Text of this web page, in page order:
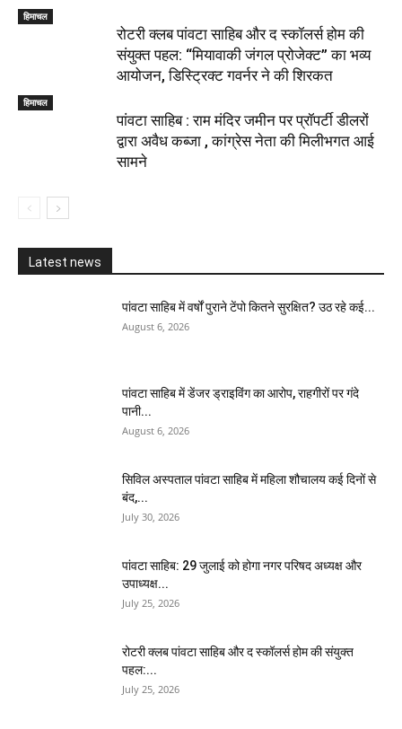
हिमाचल
​रोटरी क्लब पांवटा साहिब और द स्कॉलर्स होम की
संयुक्त पहल: “मियावाकी जंगल प्रोजेक्ट” का भव्य
आयोजन, डिस्ट्रिक्ट गवर्नर ने की शिरकत
हिमाचल
पांवटा साहिब : राम मंदिर जमीन पर प्रॉपर्टी डीलरों
द्वारा अवैध कब्जा , कांग्रेस नेता की मिलीभगत आई
सामने
Latest news
पांवटा साहिब में वर्षों पुराने टेंपो कितने सुरक्षित? उठ रहे कई...
August 6, 2026
पांवटा साहिब में डेंजर ड्राइविंग का आरोप, राहगीरों पर गंदे
पानी...
August 6, 2026
सिविल अस्पताल पांवटा साहिब में महिला शौचालय कई दिनों से
बंद,...
July 30, 2026
पांवटा साहिब: 29 जुलाई को होगा नगर परिषद अध्यक्ष और
उपाध्यक्ष...
July 25, 2026
​रोटरी क्लब पांवटा साहिब और द स्कॉलर्स होम की संयुक्त
पहल:...
July 25, 2026